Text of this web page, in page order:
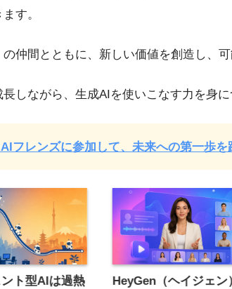
す。
の仲間とともに、新しい価値を創造し、
しながら、生成AIを使いこなす力を身に
フレンズに参加して、未来への第一歩を
ト型AIは過熱
HeyGen（ヘイジェン）